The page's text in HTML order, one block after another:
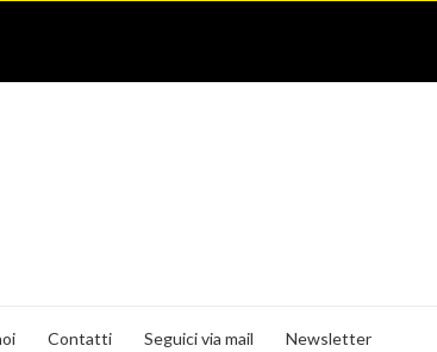
Contatti Seguici via mail Newsletter